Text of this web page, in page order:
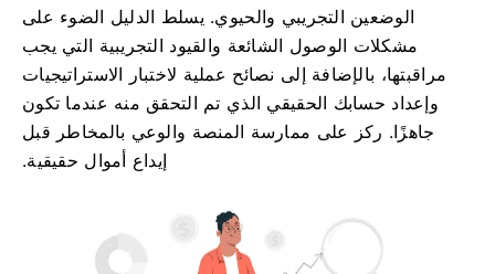
الوضعين التجريبي والحيوي. يسلط الدليل الضوء على
مشكلات الوصول الشائعة والقيود التجريبية التي يجب
مراقبتها، بالإضافة إلى نصائح عملية لاختبار الاستراتيجيات
وإعداد حسابك الحقيقي الذي تم التحقق منه عندما تكون
جاهزًا. ركز على ممارسة المنصة والوعي بالمخاطر قبل
إيداع أموال حقيقية.